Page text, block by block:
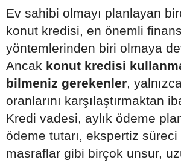
Ev sahibi olmayı planlayan
konut kredisi, en önemli
yöntemlerinden biri olmaya
Ancak konut kredisi
bilmeniz gerekenler,
oranlarını karşılaştırmaktan
Kredi vadesi, aylık ödeme
ödeme tutarı, ekspertiz süreci
masraflar gibi birçok unsur,